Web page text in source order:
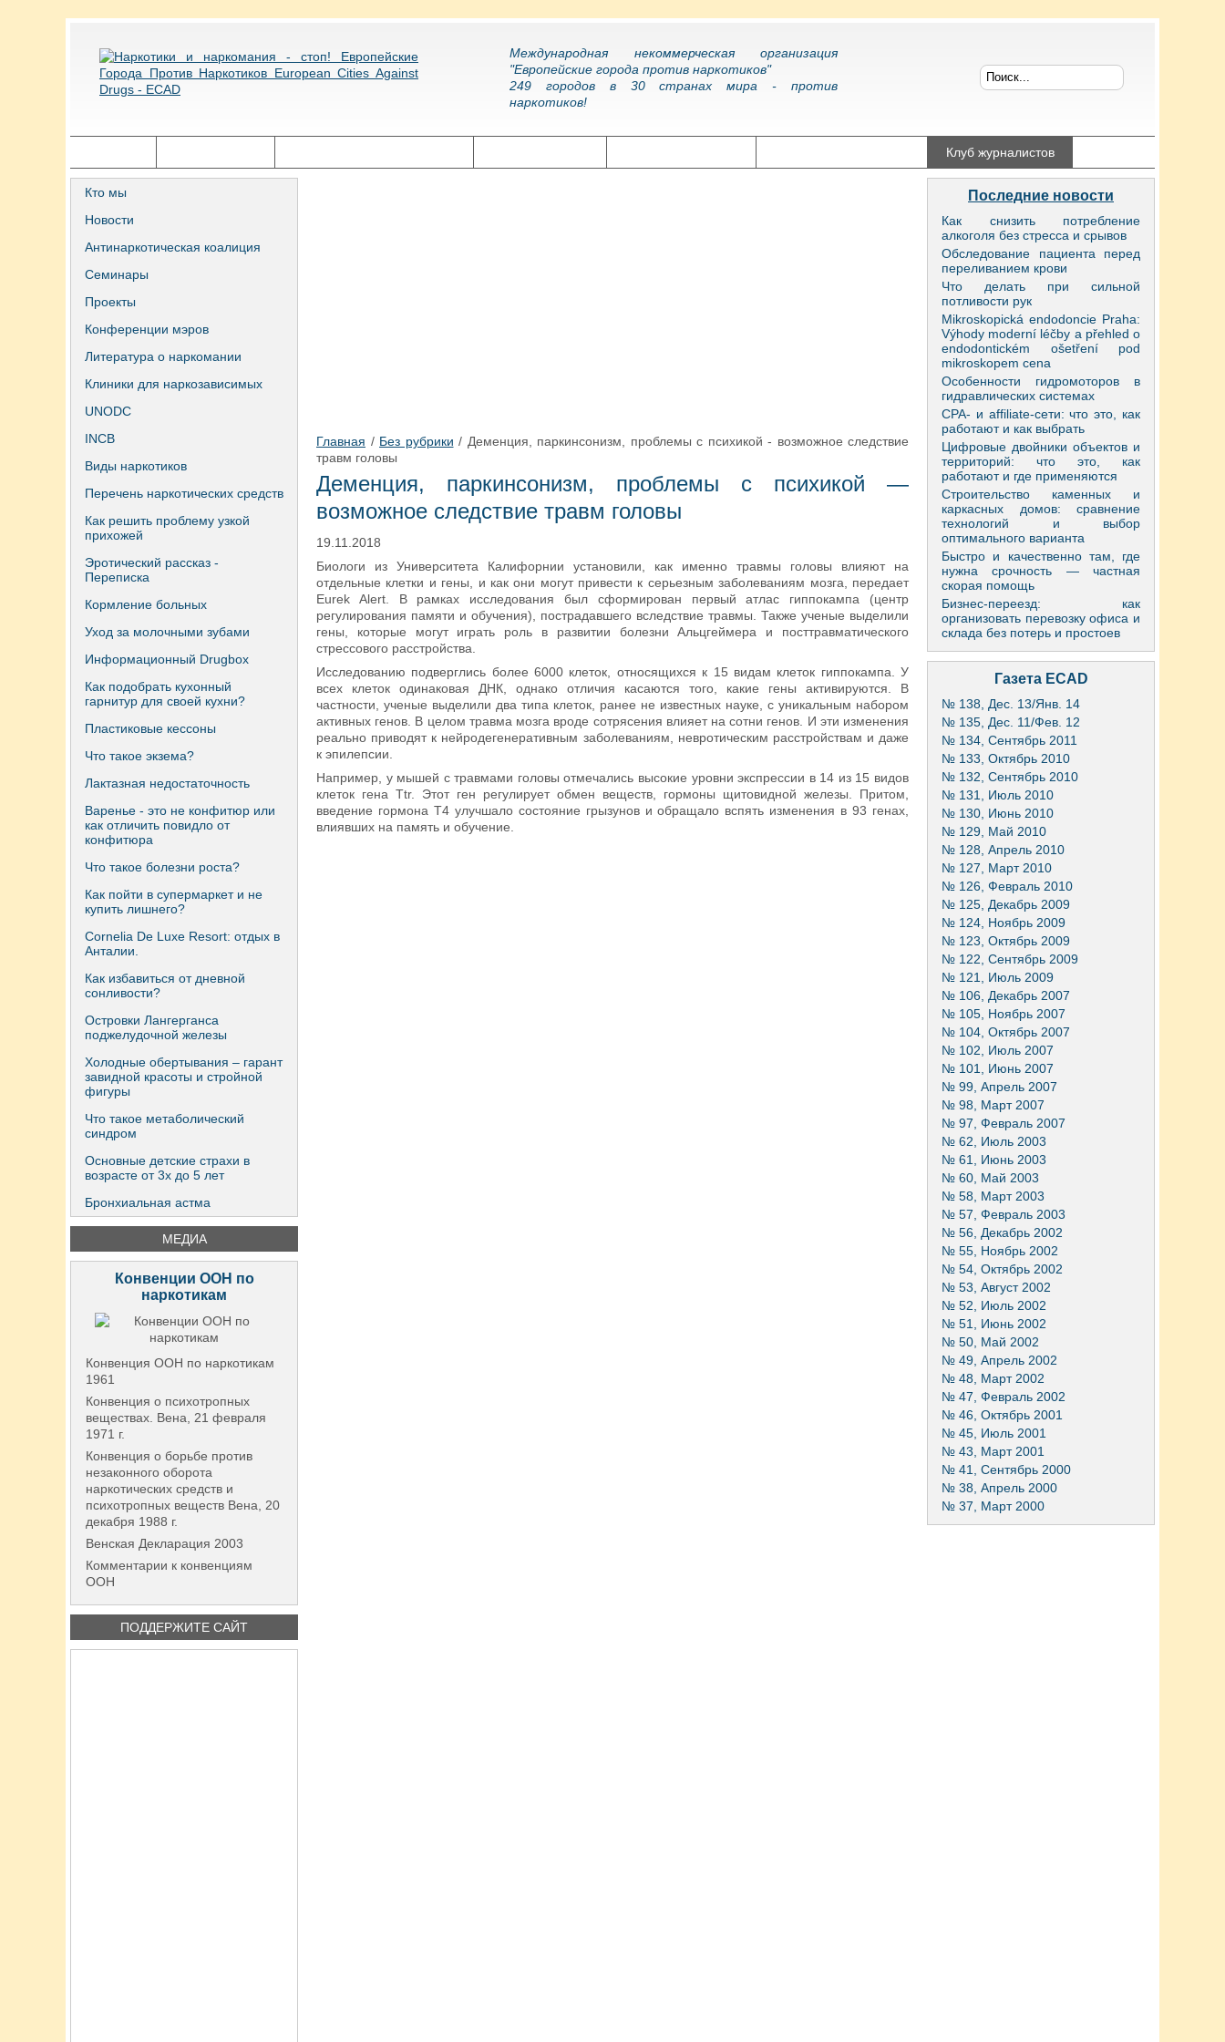
Международная некоммерческая организация
"Европейские города против наркотиков"
249 городов в 30 странах мира - против
наркотиков!
Клуб журналистов
Кто мы
Новости
Антинаркотическая коалиция
Семинары
Проекты
Конференции мэров
Литература о наркомании
Клиники для наркозависимых
UNODC
INCB
Виды наркотиков
Перечень наркотических средств
Как решить проблему узкой
прихожей
Эротический рассказ -
Переписка
Кормление больных
Уход за молочными зубами
Информационный Drugbox
Как подобрать кухонный
гарнитур для своей кухни?
Пластиковые кессоны
Что такое экзема?
Лактазная недостаточность
Варенье - это не конфитюр или
как отличить повидло от
конфитюра
Что такое болезни роста?
Как пойти в супермаркет и не
купить лишнего?
Сornelia De Luxe Resort: отдых в
Анталии.
Как избавиться от дневной
сонливости?
Островки Лангерганса
поджелудочной железы
Холодные обертывания – гарант
завидной красоты и стройной
фигуры
Что такое метаболический
синдром
Основные детские страхи в
возрасте от 3х до 5 лет
Бронхиальная астма
МЕДИА
Конвенции ООН по
наркотикам
Конвенция ООН по наркотикам
1961
Конвенция о психотропных
веществах. Вена, 21 февраля
1971 г.
Конвенция о борьбе против
незаконного оборота
наркотических средств и
психотропных веществ Вена, 20
декабря 1988 г.
Венская Декларация 2003
Комментарии к конвенциям
ООН
ПОДДЕРЖИТЕ САЙТ
Главная / Без рубрики / Деменция, паркинсонизм, проблемы с психикой - возможное следствие
травм головы
Деменция, паркинсонизм, проблемы с психикой —
возможное следствие травм головы
19.11.2018
Биологи из Университета Калифорнии установили, как именно травмы головы влияют на
отдельные клетки и гены, и как они могут привести к серьезным заболеваниям мозга, передает
Eurek Alert. В рамках исследования был сформирован первый атлас гиппокампа (центр
регулирования памяти и обучения), пострадавшего вследствие травмы. Также ученые выделили
гены, которые могут играть роль в развитии болезни Альцгеймера и посттравматического
стрессового расстройства.
Исследованию подверглись более 6000 клеток, относящихся к 15 видам клеток гиппокампа. У
всех клеток одинаковая ДНК, однако отличия касаются того, какие гены активируются. В
частности, ученые выделили два типа клеток, ранее не известных науке, с уникальным набором
активных генов. В целом травма мозга вроде сотрясения влияет на сотни генов. И эти изменения
реально приводят к нейродегенеративным заболеваниям, невротическим расстройствам и даже
к эпилепсии.
Например, у мышей с травмами головы отмечались высокие уровни экспрессии в 14 из 15 видов
клеток гена Ttr. Этот ген регулирует обмен веществ, гормоны щитовидной железы. Притом,
введение гормона Т4 улучшало состояние грызунов и обращало вспять изменения в 93 генах,
влиявших на память и обучение.
Последние новости
Как снизить потребление
алкоголя без стресса и срывов
Обследование пациента перед
переливанием крови
Что делать при сильной
потливости рук
Mikroskopická endodoncie Praha:
Výhody moderní léčby a přehled o
endodontickém ošetření pod
mikroskopem cena
Особенности гидромоторов в
гидравлических системах
CPA- и affiliate-сети: что это, как
работают и как выбрать
Цифровые двойники объектов и
территорий: что это, как
работают и где применяются
Строительство каменных и
каркасных домов: сравнение
технологий и выбор
оптимального варианта
Быстро и качественно там, где
нужна срочность — частная
скорая помощь
Бизнес-переезд: как
организовать перевозку офиса и
склада без потерь и простоев
Газета ECAD
№ 138, Дес. 13/Янв. 14
№ 135, Дес. 11/Фев. 12
№ 134, Сентябрь 2011
№ 133, Октябрь 2010
№ 132, Сентябрь 2010
№ 131, Июль 2010
№ 130, Июнь 2010
№ 129, Май 2010
№ 128, Апрель 2010
№ 127, Март 2010
№ 126, Февраль 2010
№ 125, Декабрь 2009
№ 124, Ноябрь 2009
№ 123, Октябрь 2009
№ 122, Сентябрь 2009
№ 121, Июль 2009
№ 106, Декабрь 2007
№ 105, Ноябрь 2007
№ 104, Октябрь 2007
№ 102, Июль 2007
№ 101, Июнь 2007
№ 99, Апрель 2007
№ 98, Март 2007
№ 97, Февраль 2007
№ 62, Июль 2003
№ 61, Июнь 2003
№ 60, Май 2003
№ 58, Март 2003
№ 57, Февраль 2003
№ 56, Декабрь 2002
№ 55, Ноябрь 2002
№ 54, Октябрь 2002
№ 53, Август 2002
№ 52, Июль 2002
№ 51, Июнь 2002
№ 50, Май 2002
№ 49, Апрель 2002
№ 48, Март 2002
№ 47, Февраль 2002
№ 46, Октябрь 2001
№ 45, Июль 2001
№ 43, Март 2001
№ 41, Сентябрь 2000
№ 38, Апрель 2000
№ 37, Март 2000